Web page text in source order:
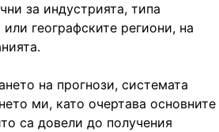
за индустрията, типа
географските региони, на
на прогнози, системата
ми, като очертава основните
са довели до получения